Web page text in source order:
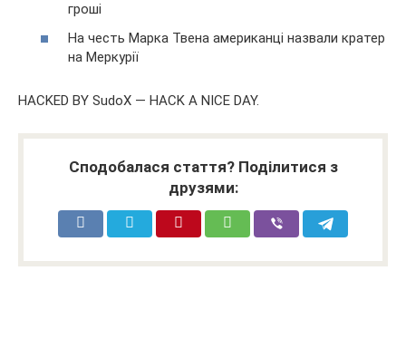
гроші
На честь Марка Твена американці назвали кратер
на Меркурії
HACKED BY SudoX — HACK A NICE DAY.
Сподобалася стаття? Поділитися з
друзями: